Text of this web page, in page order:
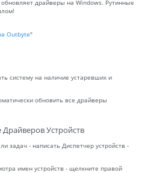
драйверы на Windows. Рутинные
Outbyte"
систему на наличие устаревших и
обновить все драйверы
Устройств
задач - написать Диспетчер устройств -
имен устройств - щелкните правой